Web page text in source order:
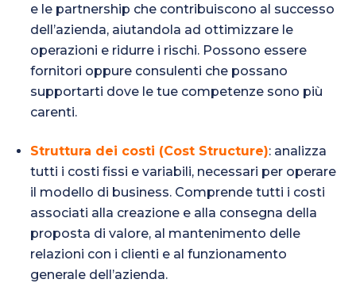
e le partnership che contribuiscono al successo
dell’azienda, aiutandola ad ottimizzare le
operazioni e ridurre i rischi. Possono essere
fornitori oppure consulenti che possano
supportarti dove le tue competenze sono più
carenti.
Struttura dei costi (Cost Structure): analizza
tutti i costi fissi e variabili, necessari per operare
il modello di business. Comprende tutti i costi
associati alla creazione e alla consegna della
proposta di valore, al mantenimento delle
relazioni con i clienti e al funzionamento
generale dell’azienda.